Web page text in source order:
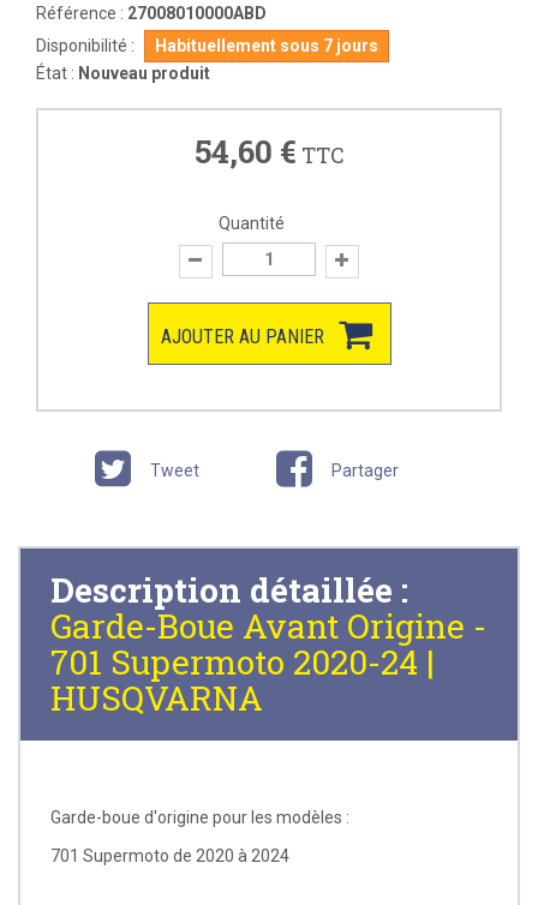
Référence : 27008010000ABD
Disponibilité :
Habituellement sous 7 jours
État : Nouveau produit
54,60 € TTC
Quantité
AJOUTER AU PANIER
Tweet Partager
Description détaillée :
Garde-Boue Avant Origine -
701 Supermoto 2020-24 |
HUSQVARNA
Garde-boue d'origine pour les modèles :
701 Supermoto de 2020 à 2024